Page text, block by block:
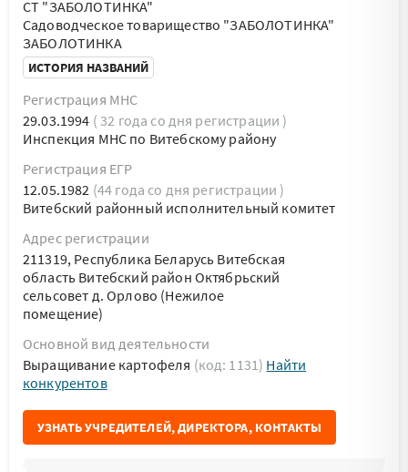
СТ "ЗАБОЛОТИНКА"
Садоводческое товарищество "ЗАБОЛОТИНКА"
ЗАБОЛОТИНКА
ИСТОРИЯ НАЗВАНИЙ
Регистрация МНС
29.03.1994 ( 32 года со дня регистрации )
Инспекция МНС по Витебскому району
Регистрация ЕГР
12.05.1982 (44 года со дня регистрации )
Витебский районный исполнительный комитет
Адрес регистрации
211319, Республика Беларусь Витебская
область Витебский район Октябрьский
сельсовет д. Орлово (Нежилое
помещение)
Основной вид деятельности
Выращивание картофеля (код: 1131) Найти
конкурентов
УЗНАТЬ УЧРЕДИТЕЛЕЙ, ДИРЕКТОРА, КОНТАКТЫ